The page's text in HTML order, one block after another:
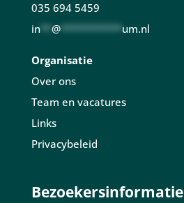
035 694 5459
in** @*********** um.nl
Organisatie
Over ons
Team en vacatures
Links
Privacybeleid
Bezoekersinformatie